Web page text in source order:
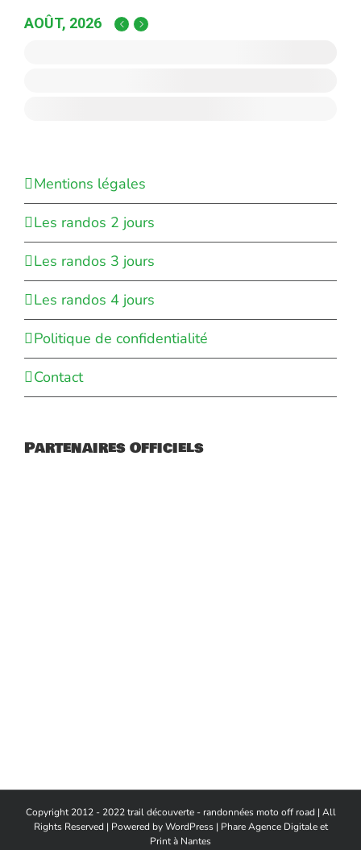
AOÛT, 2026
Mentions légales
Les randos 2 jours
Les randos 3 jours
Les randos 4 jours
Politique de confidentialité
Contact
Partenaires Officiels
Copyright 2012 - 2022 trail découverte - randonnées moto off road | All
Rights Reserved | Powered byWordPress| Phare Agence Digitale et
Print à Nantes